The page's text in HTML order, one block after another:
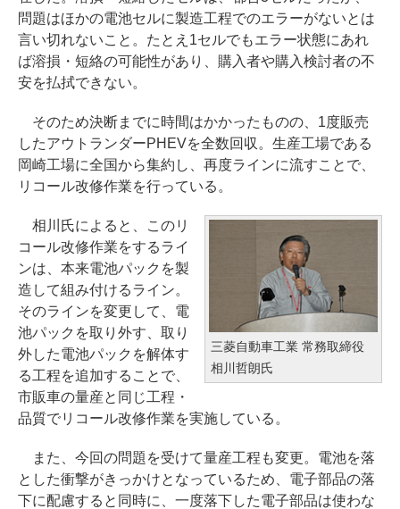
問題はほかの電池セルに製造工程でのエラーがないとは
言い切れないこと。たとえ1セルでもエラー状態にあれ
ば溶損・短絡の可能性があり、購入者や購入検討者の不
安を払拭できない。
そのため決断までに時間はかかったものの、1度販売
したアウトランダーPHEVを全数回収。生産工場である
岡崎工場に全国から集約し、再度ラインに流すことで、
リコール改修作業を行っている。
三菱自動車工業 常務取締役
相川哲朗氏
相川氏によると、このリ
コール改修作業をするライ
ンは、本来電池パックを製
造して組み付けるライン。
そのラインを変更して、電
池パックを取り外す、取り
外した電池パックを解体す
る工程を追加することで、
市販車の量産と同じ工程・
品質でリコール改修作業を実施している。
また、今回の問題を受けて量産工程も変更。電池を落
とした衝撃がきっかけとなっているため、電子部品の落
下に配慮すると同時に、一度落下した電子部品は使わな